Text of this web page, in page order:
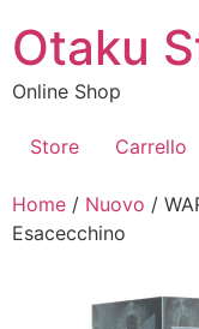
contenuto
Otaku
Online Shop
Store Carrello
Home / Nuovo /
Esacecchino